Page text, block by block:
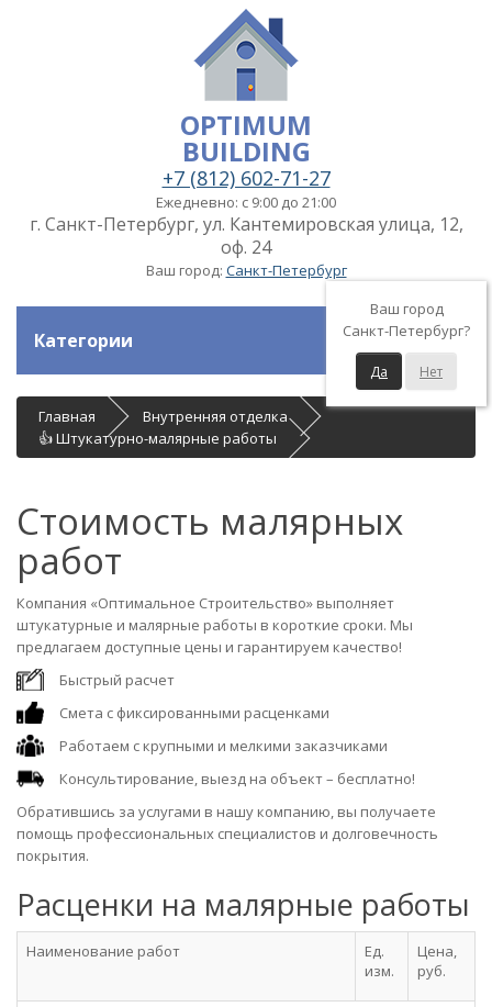
OPTIMUM
BUILDING
+7 (812) 602-71-27
Ежедневно: с 9:00 до 21:00
г. Санкт-Петербург, ул. Кантемировская улица, 12,
оф. 24
Ваш город: Санкт-Петербург
Ваш город
Санкт-Петербург?
Да Нет
Категории
Главная
Внутренняя отделка
👍 Штукатурно-малярные работы
Стоимость малярных
работ
Компания «Оптимальное Строительство» выполняет
штукатурные и малярные работы в короткие сроки. Мы
предлагаем доступные цены и гарантируем качество!
Быстрый расчет
Смета с фиксированными расценками
Работаем с крупными и мелкими заказчиками
Консультирование, выезд на объект – бесплатно!
Обратившись за услугами в нашу компанию, вы получаете
помощь профессиональных специалистов и долговечность
покрытия.
Расценки на малярные работы
Наименование работ
Ед.
изм.
Цена,
руб.